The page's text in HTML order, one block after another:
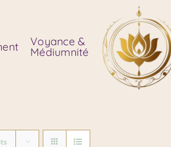
Voyance &
Médiumnité